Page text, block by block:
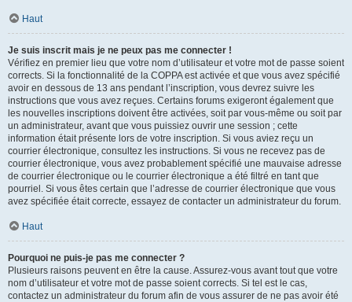
Haut
Je suis inscrit mais je ne peux pas me connecter !
Vérifiez en premier lieu que votre nom d’utilisateur et votre mot de passe soient
corrects. Si la fonctionnalité de la COPPA est activée et que vous avez spécifié
avoir en dessous de 13 ans pendant l’inscription, vous devrez suivre les
instructions que vous avez reçues. Certains forums exigeront également que
les nouvelles inscriptions doivent être activées, soit par vous-même ou soit par
un administrateur, avant que vous puissiez ouvrir une session ; cette
information était présente lors de votre inscription. Si vous aviez reçu un
courrier électronique, consultez les instructions. Si vous ne recevez pas de
courrier électronique, vous avez probablement spécifié une mauvaise adresse
de courrier électronique ou le courrier électronique a été filtré en tant que
pourriel. Si vous êtes certain que l’adresse de courrier électronique que vous
avez spécifiée était correcte, essayez de contacter un administrateur du forum.
Haut
Pourquoi ne puis-je pas me connecter ?
Plusieurs raisons peuvent en être la cause. Assurez-vous avant tout que votre
nom d’utilisateur et votre mot de passe soient corrects. Si tel est le cas,
contactez un administrateur du forum afin de vous assurer de ne pas avoir été